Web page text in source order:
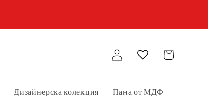
Дизайнерска колекция Пана от МДФ
Влизане Количка